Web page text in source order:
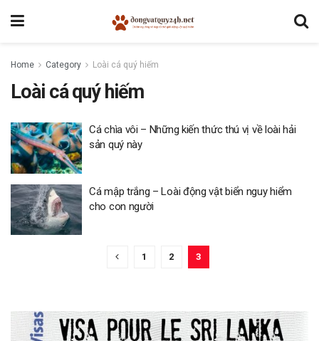
Home Category Loài cá quý hiếm
Loài cá quý hiếm
Cá chìa vôi – Những kiến thức thú vị về loài hải
sản quý này
Cá mập trắng – Loài động vật biển nguy hiểm
cho con người
1 2 3